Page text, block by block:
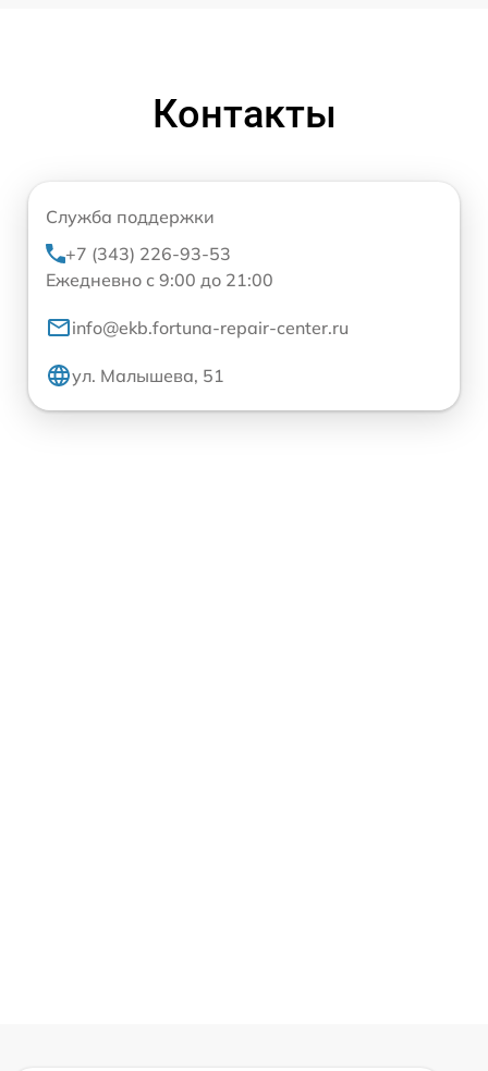
Контакты
Служба поддержки
+7 (343) 226-93-53
Ежедневно с 9:00 до 21:00
info@ekb.fortuna-repair-center.ru
ул. Малышева, 51